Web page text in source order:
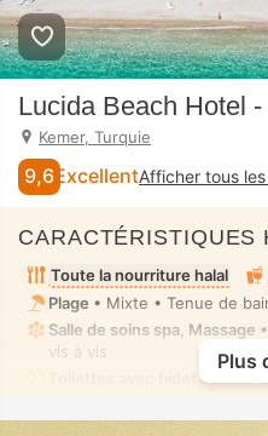
Lucida Beach Hotel
Kemer, Turquie
9,6 ExcellentAfficher tous
CARACTÉRISTIQUES
Toute la nourriture halal
Plage • Mixte • Tenue de
Salle de soins spa, Massage
vis à vis
Toilettes avec bidet à buse
Plus